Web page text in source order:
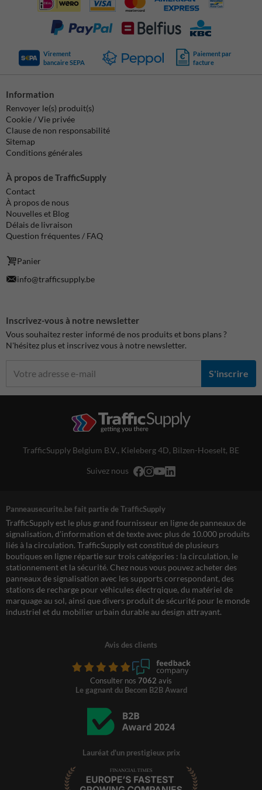
Virement
bancaire SEPA
Paiement par
facture
Information
Renvoyer le(s) produit(s)
Cookie / Vie privée
Clause de non responsabilité
Sitemap
Conditions générales
À propos de TrafficSupply
Contact
À propos de nous
Nouvelles et Blog
Délais de livraison
Question fréquentes / FAQ
Panier
info@trafficsupply.be
Inscrivez-vous à notre newsletter
Vous souhaitez rester informé de nos produits et bons plans ?
N'hésitez plus et inscrivez vous à notre newsletter.
S'inscrire
TrafficSupply Belgium B.V., Kieleberg 4D, Bilzen-Hoeselt, BE
Suivez nous
Panneausecurite.be fait partie de TrafficSupply
TrafficSupply est le plus grand fournisseur en ligne de panneaux de
signalisation, d'information et de texte avec plus de 10.000 produits
liés à la circulation. TrafficSupply est constitué de plusieurs
boutiques en ligne répartie sur trois catégories : la circulation, le
stationnement et la sécurité. Chez nous vous pouvez acheter des
panneaux de signalisation avec les supports correspondant, des
stations de recharge pour véhicules électrqique, du matériel de
marquage au sol, ainsi que divers produit de sécurité pour le monde
industriel et du mobilier urbain durable au design attrayant.
Avis des clients
Consulter nos 7062 avis
Le gagnant du Becom B2B Award
Lauréat d'un prestigieux prix